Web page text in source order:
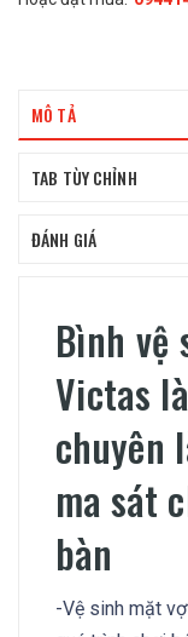
MÔ TẢ
TAB TÙY CHỈNH
ĐÁNH GIÁ
Bình vệ
Victas
chuyên
ma sát
bàn
-Vệ sinh mặt